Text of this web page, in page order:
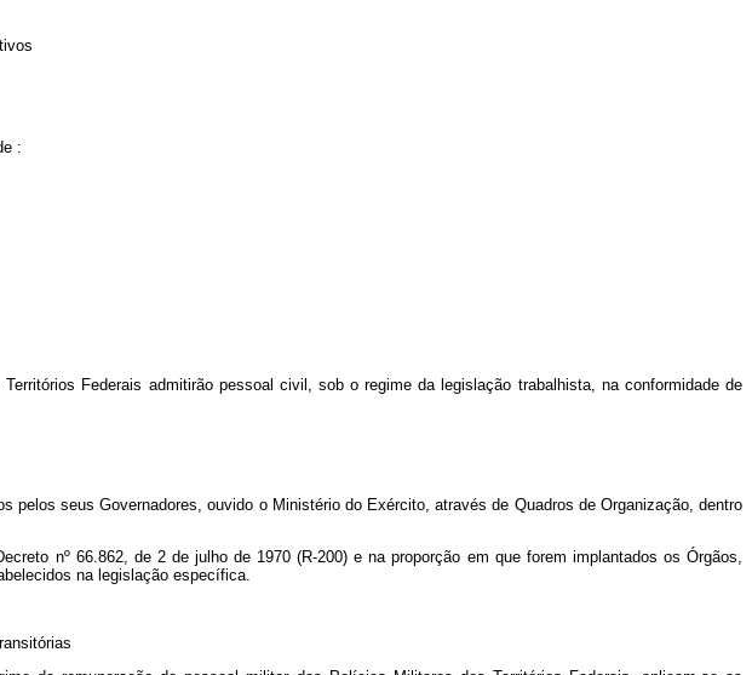
:
Federais admitirão pessoal civil, sob o regime da legislação trabalhista, na conformidade de
seus Governadores, ouvido o Ministério do Exército, através de Quadros de Organização, dentro
nº 66.862, de 2 de julho de 1970 (R-200) e na proporção em que forem implantados os Órgãos,
na legislação específica.